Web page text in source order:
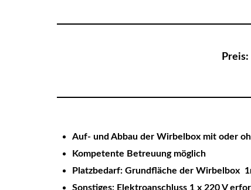
Auf- und Abbau der Wirbelbox mit oder
Kompetente Betreuung möglich
Platzbedarf: Grundfläche der Wirbelbox
Sonstiges: Elektroanschluss 1 x 220 V